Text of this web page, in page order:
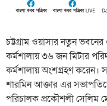
চট্টগ্রাম ওয়াসার নতুন
কর্মশালায় ৩৬ জন মিটার
কর্মশালায় অংশগ্রহণ করেন।
শারমিন অাক্তার এর
পরিচালক প্রকৌশলী সেলিম